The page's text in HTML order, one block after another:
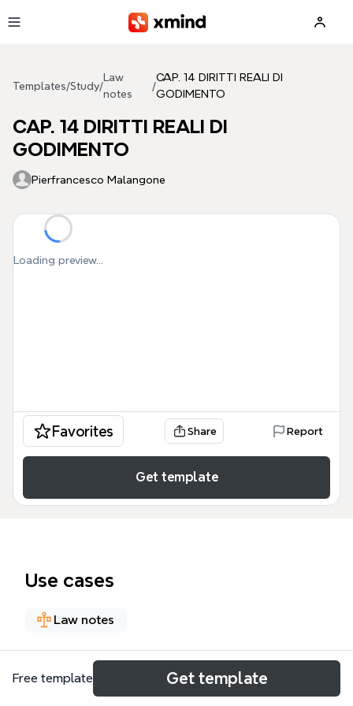
Templates/Study/
Law
notes
/
CAP. 14 DIRITTI REALI DI
GODIMENTO
CAP. 14 DIRITTI REALI DI
GODIMENTO
Pierfrancesco Malangone
Loading preview...
Favorites Share Report
Get template
Use cases
Law notes
About
Free template Get template